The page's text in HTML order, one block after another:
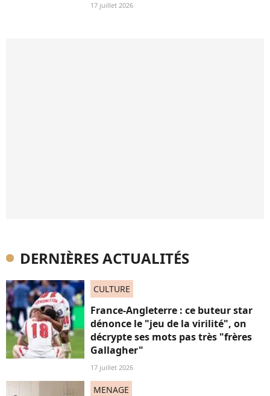
17 juillet 2026
DERNIÈRES ACTUALITÉS
CULTURE
France-Angleterre : ce buteur star
dénonce le "jeu de la virilité", on
décrypte ses mots pas très "frères
Gallagher"
17 juillet 2026
MENAGE